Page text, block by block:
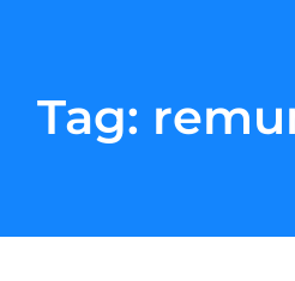
Tag: